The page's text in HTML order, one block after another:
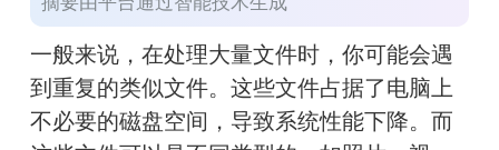
一般来说，在处理大量文件时，你可能会遇
到重复的类似文件。这些文件占据了电脑上
不必要的磁盘空间，导致系统性能下降。而